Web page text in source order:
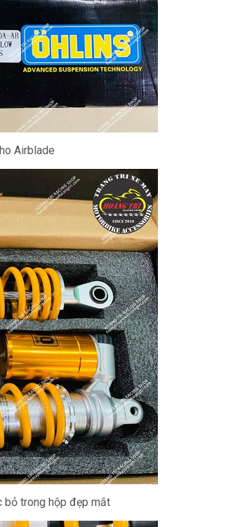
Airblade
bỏ trong hộp đẹp mắt